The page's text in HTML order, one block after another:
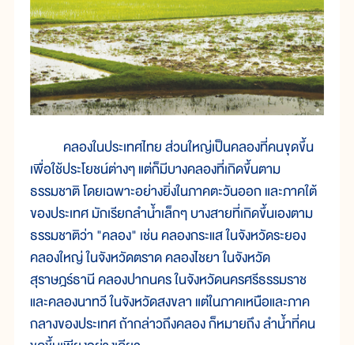
คลองในประเทศไทย ส่วนใหญ่เป็นคลองที่คนขุดขึ้น
เพื่อใช้ประโยชน์ต่างๆ แต่ก็มีบางคลองที่เกิดขึ้นตาม
ธรรมชาติ โดยเฉพาะอย่างยิ่งในภาคตะวันออก และภาคใต้
ของประเทศ มักเรียกลำน้ำเล็กๆ บางสายที่เกิดขึ้นเองตาม
ธรรมชาติว่า "คลอง" เช่น คลองกระแส ในจังหวัดระยอง
คลองใหญ่ ในจังหวัดตราด คลองไชยา ในจังหวัด
สุราษฎร์ธานี คลองปากนคร ในจังหวัดนครศรีธรรมราช
และคลองนาทวี ในจังหวัดสงขลา แต่ในภาคเหนือและภาค
กลางของประเทศ ถ้ากล่าวถึงคลอง ก็หมายถึง ลำน้ำที่คน